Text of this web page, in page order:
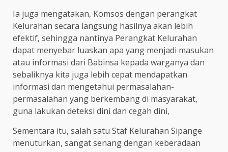
Ia juga mengatakan, Komsos dengan perangkat
Kelurahan secara langsung hasilnya akan lebih
efektif, sehingga nantinya Perangkat Kelurahan
dapat menyebar luaskan apa yang menjadi masukan
atau informasi dari Babinsa kepada warganya dan
sebaliknya kita juga lebih cepat mendapatkan
informasi dan mengetahui permasalahan-
permasalahan yang berkembang di masyarakat,
guna lakukan deteksi dini dan cegah dini,
Sementara itu, salah satu Staf Kelurahan Sipange
menuturkan, sangat senang dengan keberadaan